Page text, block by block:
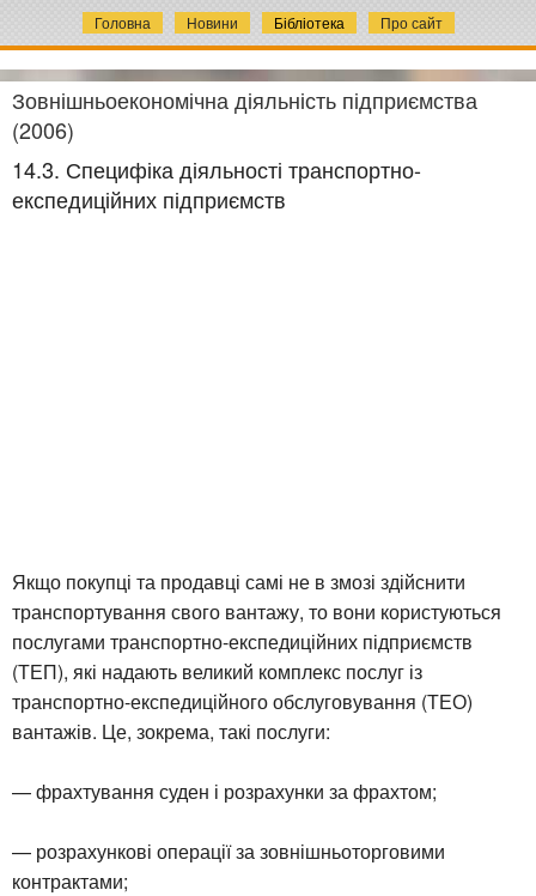
Головна Новини Бібліотека Про сайт
Зовнішньоекономічна діяльність підприємства
(2006)
14.3. Специфіка діяльності транспортно-
експедиційних підприємств
Якщо покупці та продавці самі не в змозі здійснити
транспортування свого вантажу, то вони користуються
послугами транспортно-експедиційних підприємств
(ТЕП), які надають великий комплекс послуг із
транспортно-експедиційного обслуговування (ТЕО)
вантажів. Це, зокрема, такі послуги:
— фрахтування суден і розрахунки за фрахтом;
— розрахункові операції за зовнішньоторговими
контрактами;